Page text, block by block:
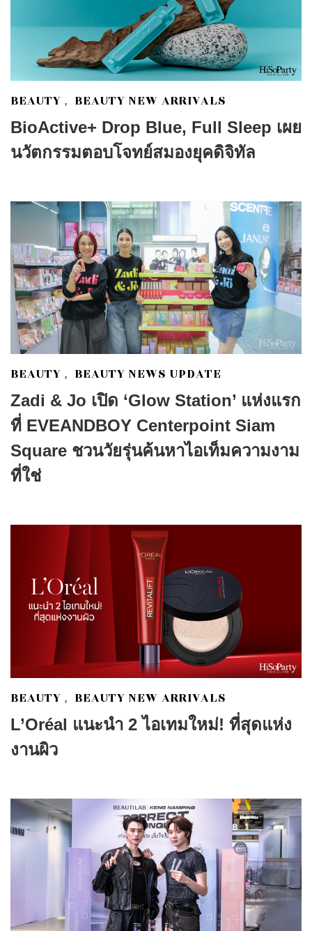
BEAUTY , BEAUTY NEW ARRIVALS
BioActive+ Drop Blue, Full Sleep เผย
นวัตกรรมตอบโจทย์สมองยุคดิจิทัล
BEAUTY , BEAUTY NEWS UPDATE
Zadi & Jo เปิด ‘Glow Station’ แห่งแรก
ที่ EVEANDBOY Centerpoint Siam
Square ชวนวัยรุ่นค้นหาไอเท็มความงาม
ที่ใช่
BEAUTY , BEAUTY NEW ARRIVALS
L’Oréal แนะนำ 2 ไอเทมใหม่! ที่สุดแห่ง
งานผิว